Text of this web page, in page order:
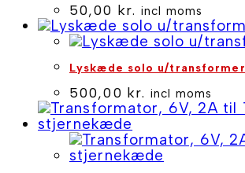
50,00 kr. incl moms
Lyskæde solo u/transformer
500,00 kr. incl moms